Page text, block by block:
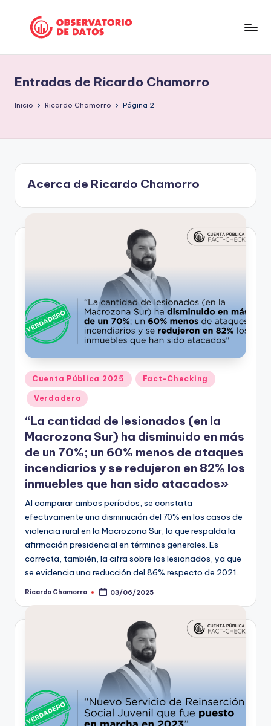
contenido
ri
o
m
o
d
e
o
s
y
F
a
c
t
-
C
h
e
c
ki
n
g
free
but
facts
Scott
Entradas de Ricardo Chamorro
Inicio Ricardo Chamorro Página 2
Acerca de Ricardo Chamorro
Publicado
en
Cuenta Pública 2025 Fact-Checking
Verdadero
“La cantidad de lesionados (en la
Macrozona Sur) ha disminuido en más
de un 70%; un 60% menos de ataques
incendiarios y se redujeron en 82% los
inmuebles que han sido atacados»
Al comparar ambos períodos, se constata
efectivamente una disminución del 70% en los casos de
violencia rural en la Macrozona Sur, lo que respalda la
afirmación presidencial en términos generales. Es
correcta, también, la cifra sobre los lesionados, ya que
se evidencia una reducción del 86% respecto de 2021.
Publicado
Ricardo Chamorro 03/06/2025